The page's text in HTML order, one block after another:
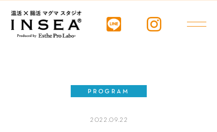
PROGRAM
2022.09.22